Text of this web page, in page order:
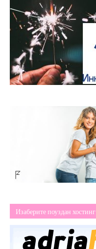
Изаберите поуздан хостинг